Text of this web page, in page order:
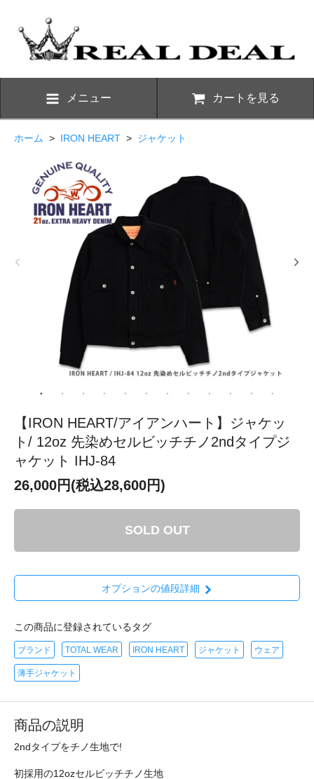
メニュー カートを見る
ホーム > IRON HEART > ジャケット
【IRON HEART/アイアンハート】ジャケッ
ト/ 12oz 先染めセルビッチチノ2ndタイプジ
ャケット IHJ-84
26,000円(税込28,600円)
SOLD OUT
オプションの値段詳細
この商品に登録されているタグ
ブランド TOTAL WEAR IRON HEART ジャケット ウェア
薄手ジャケット
商品の説明
2ndタイプをチノ生地で!
初採用の12ozセルビッチチノ生地